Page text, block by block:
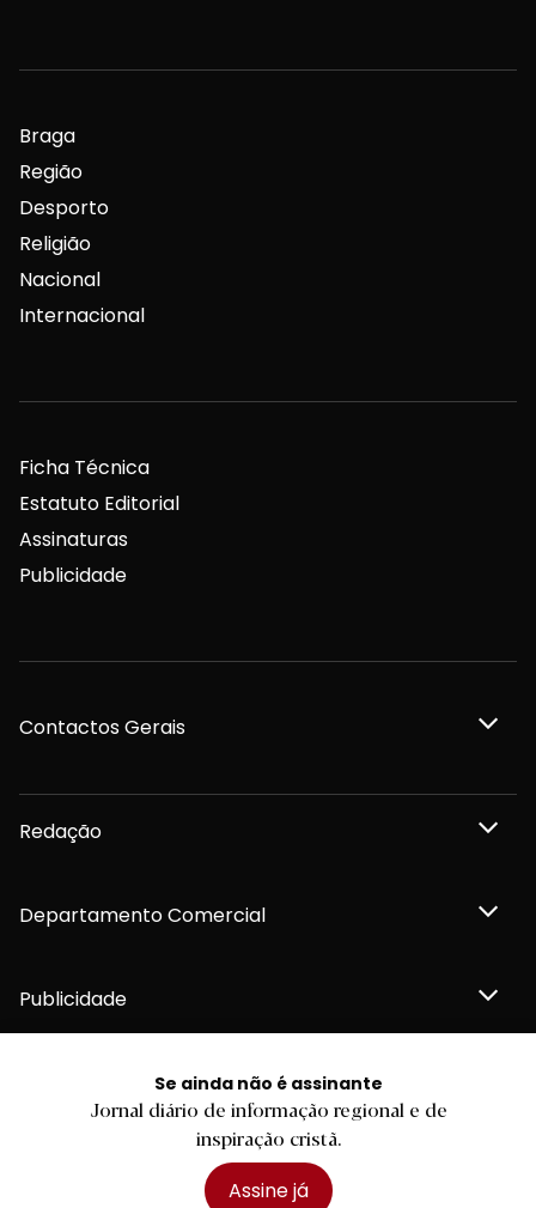
Se ainda não é assinante
Jornal diário de informação regional e de
inspiração cristã.
Assine já
Braga
Região
Desporto
Religião
Nacional
Internacional
Ficha Técnica
Estatuto Editorial
Assinaturas
Publicidade
Contactos Gerais
Redação
Departamento Comercial
Publicidade
Privacidade e Cookies
Declaração de compromisso FSC®
Política de Confidencialidade